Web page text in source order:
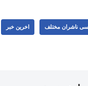
ناشران مختلف اخرین خبر